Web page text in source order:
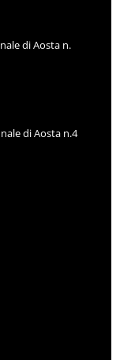
di Aosta n.
di Aosta n.4